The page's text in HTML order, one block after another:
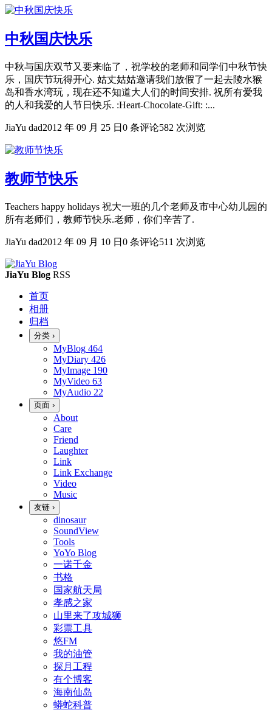
中秋国庆快乐
中秋与国庆双节又要来临了，祝学校的老师和同学们中秋节快
乐，国庆节玩得开心. 姑丈姑姑邀请我们放假了一起去陵水猴
岛和香水湾玩，现在还不知道大人们的时间安排. 祝所有爱我
的人和我爱的人节日快乐. :Heart-Chocolate-Gift: :...
JiaYu dad2012 年 09 月 25 日 0 条评论582 次浏览
教师节快乐
Teachers happy holidays 祝大一班的几个老师及市中心幼儿园的
所有老师们，教师节快乐.老师，你们辛苦了.
JiaYu dad2012 年 09 月 10 日 0 条评论511 次浏览
JiaYu Blog RSS
首页
相册
归档
分类 ›
MyBlog 464
MyDiary 426
MyImage 190
MyVideo 63
MyAudio 22
页面 ›
About
Care
Friend
Laughter
Link
Link Exchange
Video
Music
友链 ›
dinosaur
SoundView
Tools
YoYo Blog
一诺千金
书格
国家航天局
孝感之家
山里来了攻城狮
彩票工具
悠FM
我的油管
探月工程
有个博客
海南仙岛
蟒蛇科普